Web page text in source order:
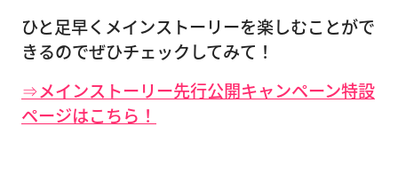
ひと足早くメインストーリーを楽しむことがで
きるのでぜひチェックしてみて！
⇒メインストーリー先行公開キャンペーン特設
ページはこちら！